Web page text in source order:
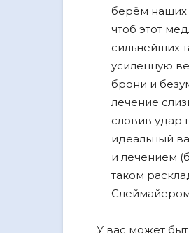
берëм наших
чтоб этот
сильнейших
усиленную
брони и
лечение
словив удар
идеальный
и лечением
таком
У вас может